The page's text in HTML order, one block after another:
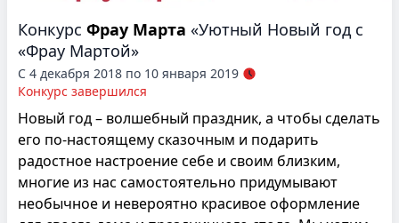
Конкурс Фрау Марта «Уютный Новый год с
«Фрау Мартой»
С 4 декабря 2018 по 10 января 2019
Конкурс завершился
Новый год – волшебный праздник, а чтобы сделать
его по-настоящему сказочным и подарить
радостное настроение себе и своим близким,
многие из нас самостоятельно придумывают
необычное и невероятно красивое оформление